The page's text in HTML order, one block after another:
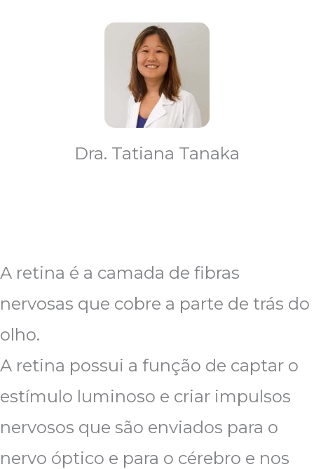
Dra. Tatiana Tanaka
A retina é a camada de fibras
nervosas que cobre a parte de trás do
olho.
A retina possui a função de captar o
estímulo luminoso e criar impulsos
nervosos que são enviados para o
nervo óptico e para o cérebro e nos